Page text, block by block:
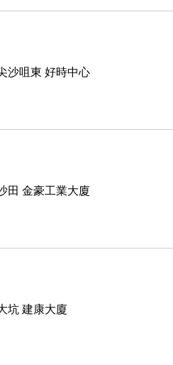
沙咀東 好時中心
田 金豪工業大廈
坑 建康大廈